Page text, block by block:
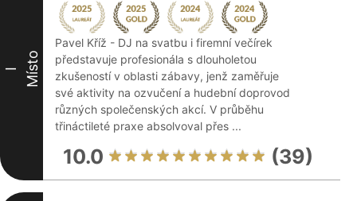
I Místo
Pavel Kříž - DJ na svatbu i firemní večírek
představuje profesionála s dlouholetou
zkušeností v oblasti zábavy, jenž zaměřuje
své aktivity na ozvučení a hudební doprovod
různých společenských akcí. V průběhu
třináctileté praxe absolvoval přes ...
10.0 (39)